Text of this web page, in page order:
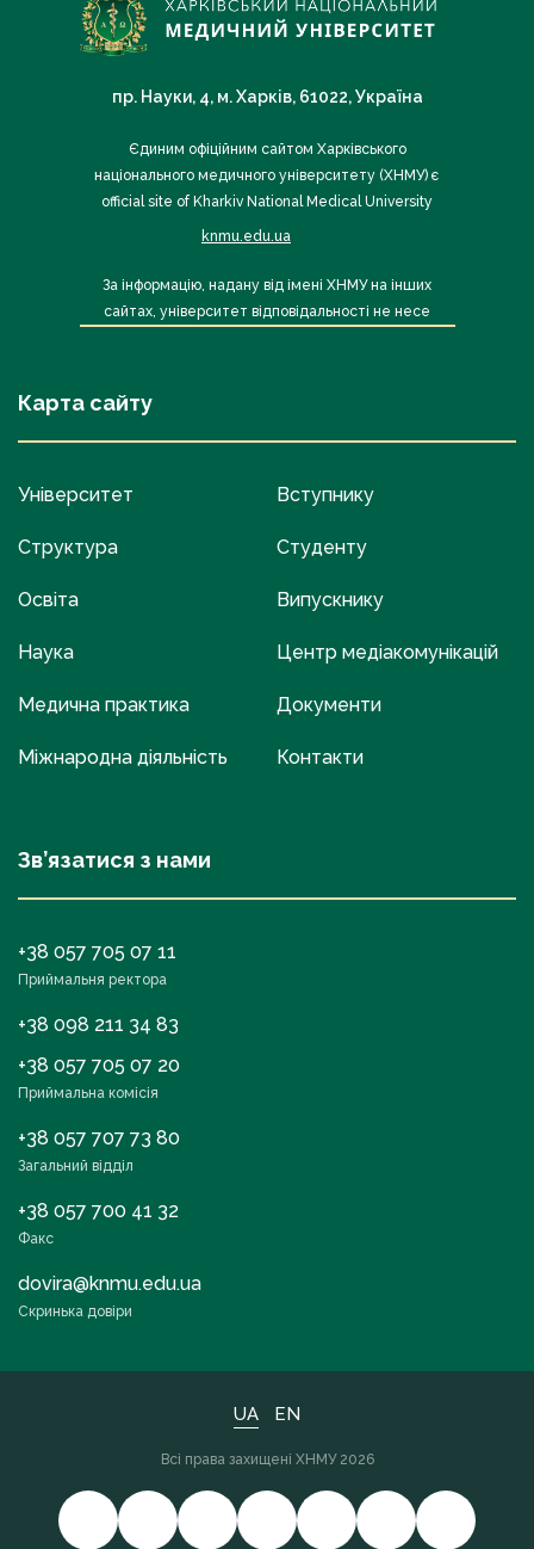
пр. Науки, 4, м. Харків, 61022, Україна
Єдиним офіційним сайтом Харківського
національного медичного університету (ХНМУ) є
official site of Kharkiv National Medical University
knmu.edu.ua
За інформацію, надану від імені ХНМУ на інших
сайтах, університет відповідальності не несе
Карта сайту
Університет
Структура
Освіта
Наука
Медична практика
Міжнародна діяльність
Вступнику
Студенту
Випускнику
Центр медіакомунікацій
Документи
Контакти
Зв’язатися з нами
+38 057 705 07 11
Приймальня ректора
+38 098 211 34 83
+38 057 705 07 20
Приймальна комісія
+38 057 707 73 80
Загальний відділ
+38 057 700 41 32
Факс
dovira@knmu.edu.ua
Скринька довіри
UA EN
Всі права захищені ХНМУ 2026